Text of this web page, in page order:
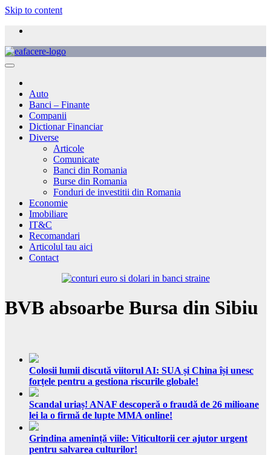
Skip to content
Auto
Banci – Finante
Companii
Dictionar Financiar
Diverse
Articole
Comunicate
Banci din Romania
Burse din Romania
Fonduri de investitii din Romania
Economie
Imobiliare
IT&C
Recomandari
Articolul tau aici
Contact
BVB absoarbe Bursa din Sibiu
Colosii lumii discută viitorul AI: SUA și China își unesc
forțele pentru a gestiona riscurile globale!
Scandal uriaș! ANAF descoperă o fraudă de 26 milioane
lei la o firmă de lupte MMA online!
Grindina amenință viile: Viticultorii cer ajutor urgent
pentru salvarea culturilor!